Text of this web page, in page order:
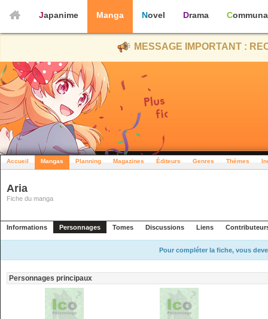
Japanime Manga Novel Drama
MESSAGE IMPORTANT :
Accueil Mangas Planning Magazines Éditeurs Genres Thèmes
Aria
Fiche du manga
Informations Personnages Tomes Discussions Liens
Pour compléter la fiche, vous
Personnages principaux